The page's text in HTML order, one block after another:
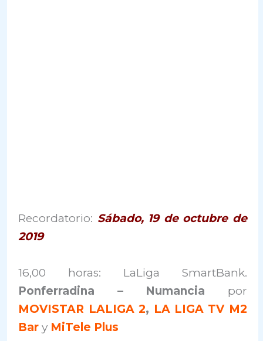
Recordatorio: Sábado, 19 de octubre de
2019
16,00 horas: LaLiga SmartBank.
Ponferradina – Numancia por
MOVISTAR LALIGA 2, LA LIGA TV M2
Bar y MiTele Plus